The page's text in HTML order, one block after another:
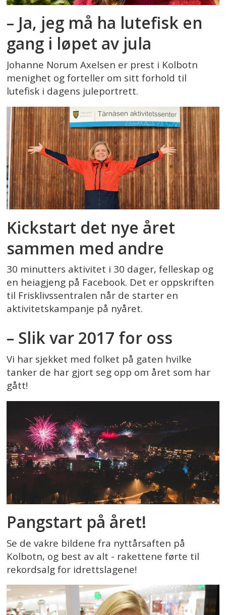
– Ja, jeg må ha lutefisk en
gang i løpet av jula
Johanne Norum Axelsen er prest i Kolbotn
menighet og forteller om sitt forhold til
lutefisk i dagens juleportrett.
Kickstart det nye året
sammen med andre
30 minutters aktivitet i 30 dager, felleskap og
en heiagjeng på Facebook. Det er oppskriften
til Frisklivssentralen når de starter en
aktivitetskampanje på nyåret.
– Slik var 2017 for oss
Vi har sjekket med folket på gaten hvilke
tanker de har gjort seg opp om året som har
gått!
Pangstart på året!
Se de vakre bildene fra nyttårsaften på
Kolbotn, og best av alt - rakettene førte til
rekordsalg for idrettslagene!